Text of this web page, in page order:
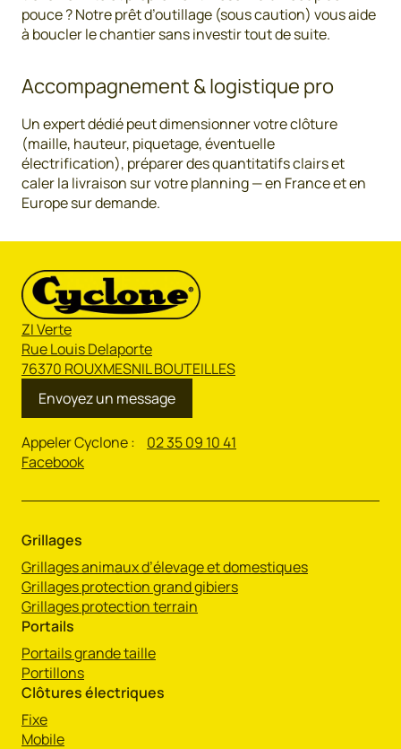
pouce ? Notre prêt d’outillage (sous caution) vous aide
à boucler le chantier sans investir tout de suite.
Accompagnement & logistique pro
Un expert dédié peut dimensionner votre clôture
(maille, hauteur, piquetage, éventuelle
électrification), préparer des quantitatifs clairs et
caler la livraison sur votre planning — en France et en
Europe sur demande.
ZI Verte
Rue Louis Delaporte
76370 ROUXMESNIL BOUTEILLES
Envoyez un message
Appeler Cyclone : 02 35 09 10 41
Facebook
Grillages
Grillages animaux d’élevage et domestiques
Grillages protection grand gibiers
Grillages protection terrain
Portails
Portails grande taille
Portillons
Clôtures électriques
Fixe
Mobile